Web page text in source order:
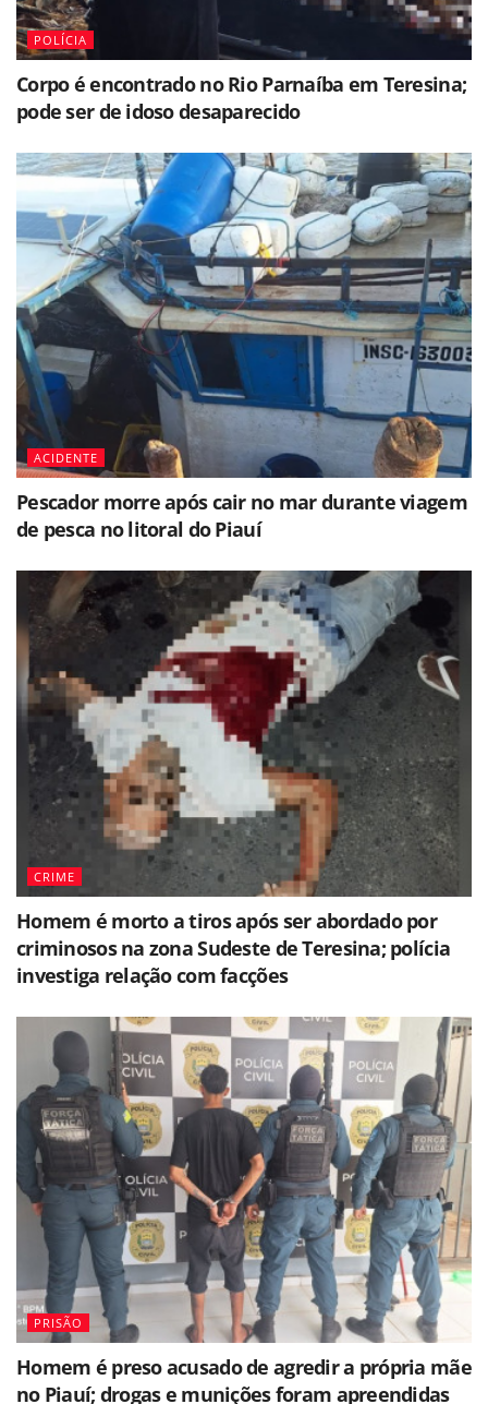
POLÍCIA
Corpo é encontrado no Rio Parnaíba em Teresina;
pode ser de idoso desaparecido
ACIDENTE
Pescador morre após cair no mar durante viagem
de pesca no litoral do Piauí
CRIME
Homem é morto a tiros após ser abordado por
criminosos na zona Sudeste de Teresina; polícia
investiga relação com facções
PRISÃO
Homem é preso acusado de agredir a própria mãe
no Piauí; drogas e munições foram apreendidas